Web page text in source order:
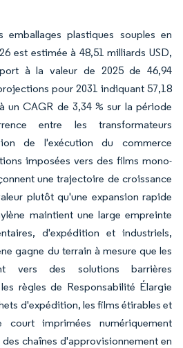
plastiques souples en
est estimée à 48,51 milliards USD,
à la valeur de 2025 de 46,94
pour 2031 indiquant 57,18
un CAGR de 3,34 % sur la période
entre les transformateurs
de l'exécution du commerce
imposées vers des films mono-
une trajectoire de croissance
plutôt qu'une expansion rapide
maintient une large empreinte
d'expédition et industriels,
gagne du terrain à mesure que les
vers des solutions barrières
règles de Responsabilité Élargie
d'expédition, les films étirables et
imprimées numériquement
chaînes d'approvisionnement en